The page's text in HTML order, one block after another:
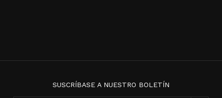
SUSCRÍBASE A NUESTRO BOLETÍN